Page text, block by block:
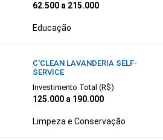
62.500 a 215.000
Educação
C'CLEAN LAVANDERIA SELF-
SERVICE
Investimento Total (R$)
125.000 a 190.000
Limpeza e Conservação